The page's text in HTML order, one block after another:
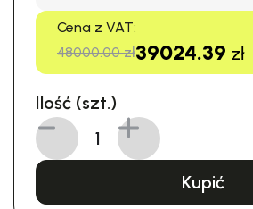
Cena z VAT:
48000.00 zł39024.39 zł
Ilość (szt.)
Kupić